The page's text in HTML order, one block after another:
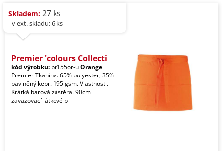
Skladem: 27 ks
- v ext. skladu: 6 ks
Premier 'colours Collecti
kód výrobku: pr155or-uOrange
Premier Tkanina. 65% polyester, 35%
bavlněný kepr. 195 gsm. Vlastnosti.
Krátká barová zástěra. 90cm
zavazovací látkové p